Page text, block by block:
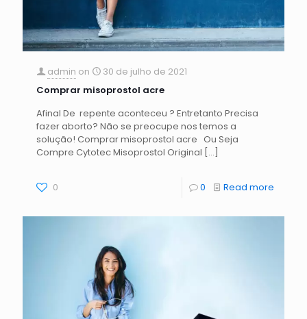
admin on
30 de julho de 2021
Comprar misoprostol acre
Afinal De repente aconteceu ? Entretanto Precisa
fazer aborto? Não se preocupe nos temos a
solução! Comprar misoprostol acre Ou Seja
Compre Cytotec Misoprostol Original […]
0 0 Read more